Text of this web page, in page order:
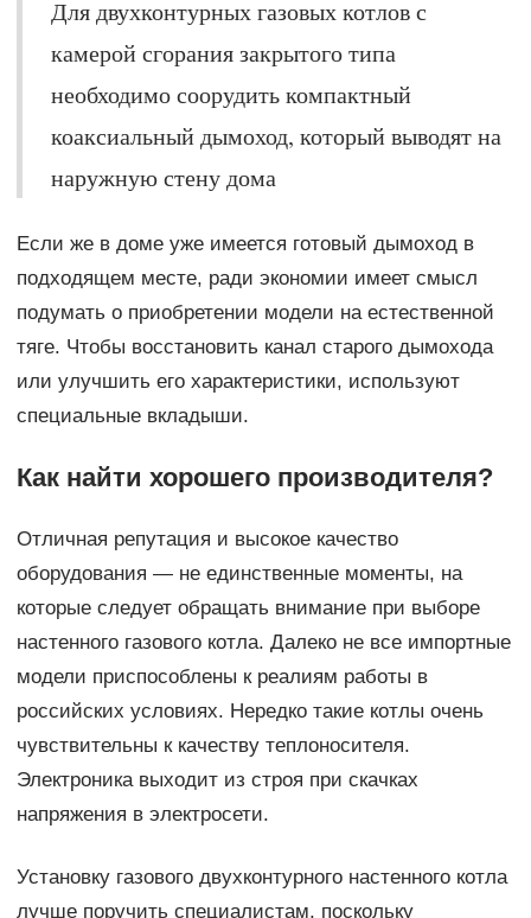
Для двухконтурных газовых котлов с
камерой сгорания закрытого типа
необходимо соорудить компактный
коаксиальный дымоход, который выводят на
наружную стену дома
Если же в доме уже имеется готовый дымоход в
подходящем месте, ради экономии имеет смысл
подумать о приобретении модели на естественной
тяге. Чтобы восстановить канал старого дымохода
или улучшить его характеристики, используют
специальные вкладыши.
Как найти хорошего производителя?
Отличная репутация и высокое качество
оборудования — не единственные моменты, на
которые следует обращать внимание при выборе
настенного газового котла. Далеко не все импортные
модели приспособлены к реалиям работы в
российских условиях. Нередко такие котлы очень
чувствительны к качеству теплоносителя.
Электроника выходит из строя при скачках
напряжения в электросети.
Установку газового двухконтурного настенного котла
лучше поручить специалистам, поскольку